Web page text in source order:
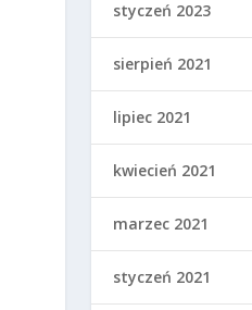
styczeń 2023
sierpień 2021
lipiec 2021
kwiecień 2021
marzec 2021
styczeń 2021